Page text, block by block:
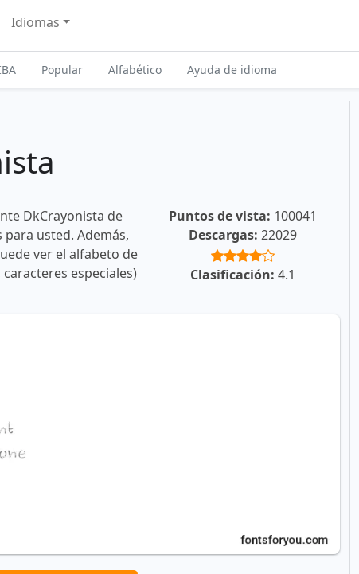
Idiomas
Popular Alfabético Ayuda de idioma
DkCrayonista de
usted. Además,
ver el alfabeto de
especiales)
Puntos de vista: 100041
Descargas: 22029
Clasificación: 4.1